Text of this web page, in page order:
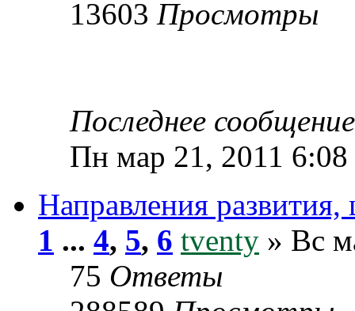
13603 Просмотры
Последнее
Пн мар 21, 2011 6:08
Направления
1 ... 4, 5, 6 tventy » Вс
75 Ответы